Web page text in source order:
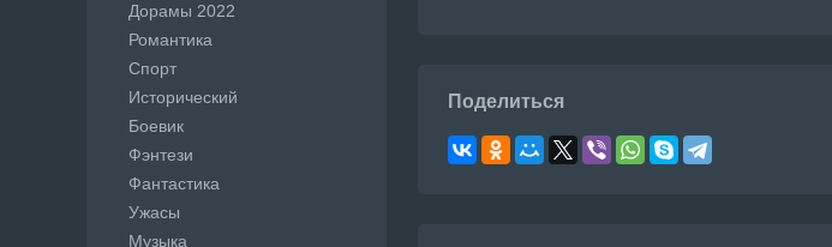
Поделиться
Дорамы 2022
Романтика
Спорт
Исторический
Боевик
Фэнтези
Фантастика
Ужасы
Музыка